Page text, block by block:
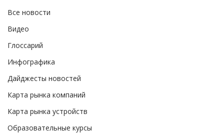
Все новости
Видео
Глоссарий
Инфографика
Дайджесты новостей
Карта рынка компаний
Карта рынка устройств
Образовательные курсы